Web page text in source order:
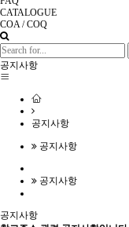
CATALOGUE
COA / COQ
공지사항
공지사항
공지사항
공지사항
공지사항